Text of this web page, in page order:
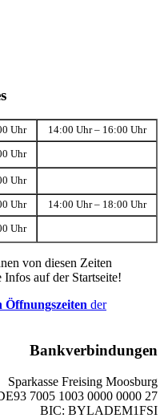
Uhr 14:00 Uhr – 16:00 Uhr
Uhr
Uhr
Uhr 14:00 Uhr – 18:00 Uhr
Uhr
von diesen Zeiten
auf der Startseite!
Öffnungszeiten der
Bankverbindungen
Sparkasse Freising Moosburg
7005 1003 0000 0000 27
BIC: BYLADEM1FSI